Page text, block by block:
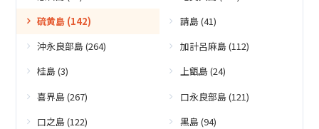
硫黄島 (142)
請島 (41)
沖永良部島 (264)
加計呂麻島 (112)
桂島 (3)
上甑島 (24)
喜界島 (267)
口永良部島 (121)
口之島 (122)
黒島 (94)